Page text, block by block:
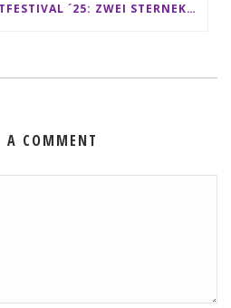
EXCELLENCE GOURMETFESTIVAL ´25: ZWEI STERNEKÖCHE ANTONIO GUIDA & DARIO MORESCO VERWÖHNEN IHRE GÄSTE AUF EINER LUXERIÖSEN SCHIFFSREISE
A COMMENT